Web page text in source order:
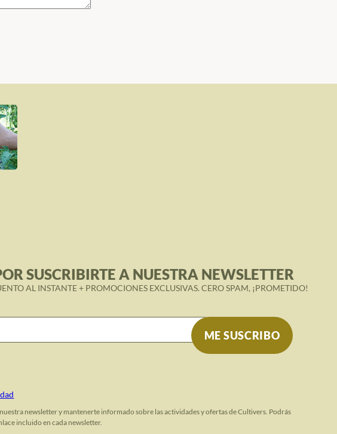
SUSCRIBIRTE A NUESTRA NEWSLETTER
AL INSTANTE + PROMOCIONES EXCLUSIVAS. CERO SPAM, ¡PROMETIDO!
newsletter y mantenerte informado sobre las actividades y ofertas de Cultivers. Podrás
incluido en cada newsletter.